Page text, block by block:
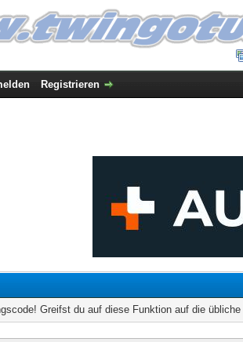
Registrieren
Greifst du auf diese Funktion auf die